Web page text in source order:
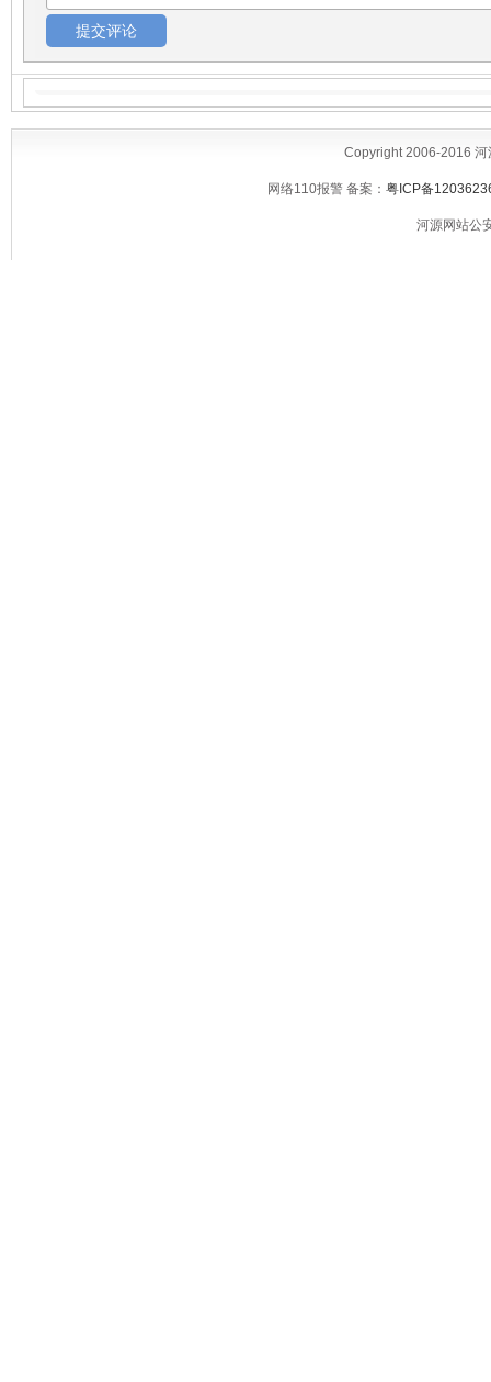
Copyright 2006-2016
网络110报警 备案： 粤ICP备
河源网站公